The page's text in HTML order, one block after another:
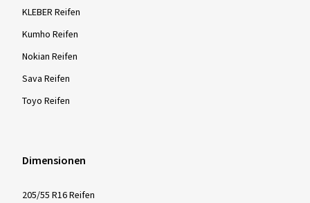
KLEBER Reifen
Kumho Reifen
Nokian Reifen
Sava Reifen
Toyo Reifen
Dimensionen
205/55 R16 Reifen